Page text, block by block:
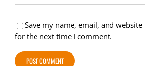
Save my name, email, and
for the next time I comment.